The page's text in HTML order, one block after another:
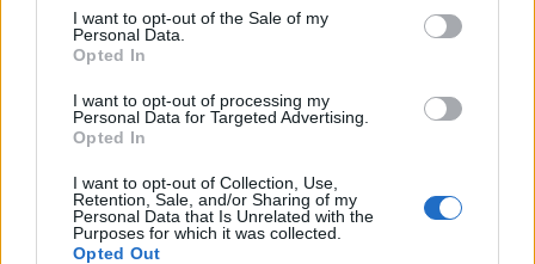
consent section.
I want to opt-out of the Sale of my
Personal Data.
Opted In
I want to opt-out of processing my
Personal Data for Targeted Advertising.
Opted In
I want to opt-out of Collection, Use,
Retention, Sale, and/or Sharing of my
Personal Data that Is Unrelated with the
Purposes for which it was collected.
Opted Out